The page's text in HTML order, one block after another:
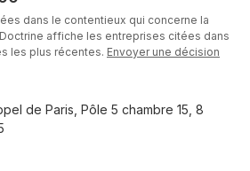
dans le contentieux qui concerne la
affiche les entreprises citées dans
les plus récentes. Envoyer une décision
de Paris, Pôle 5 chambre 15, 8